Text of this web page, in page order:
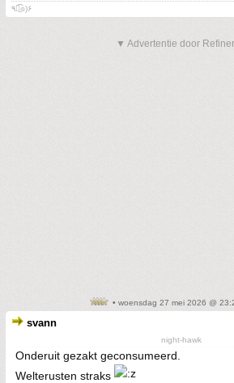
٩๏̯͡๏)۶
▼ Advertentie door
• woensdag 27 mei 2026 @
svann
night-hawk
Onderuit gezakt geconsumeerd.
Welterusten straks